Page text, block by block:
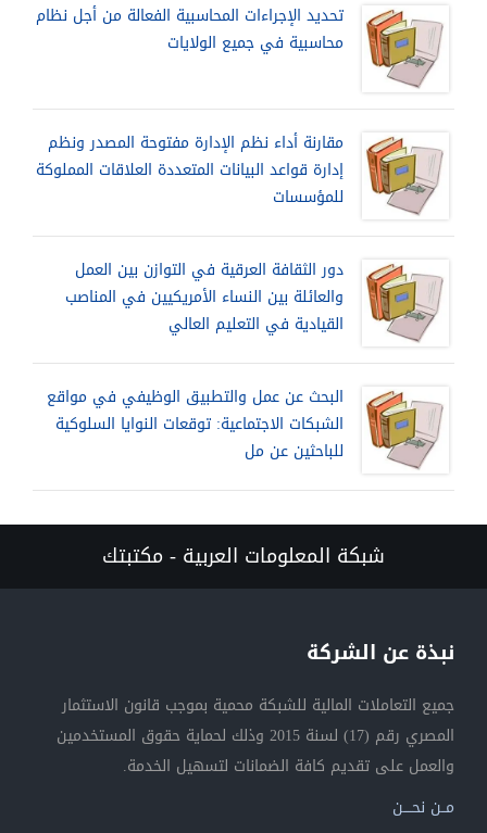
تحديد الإجراءات المحاسبية الفعالة من أجل نظام
محاسبية في جميع الولايات
مقارنة أداء نظم الإدارة مفتوحة المصدر ونظم
إدارة قواعد البيانات المتعددة العلاقات المملوكة
للمؤسسات
دور الثقافة العرقية في التوازن بين العمل
والعائلة بين النساء الأمريكيين في المناصب
القيادية في التعليم العالي
البحث عن عمل والتطبيق الوظيفي في مواقع
الشبكات الاجتماعية: توقعات النوايا السلوكية
للباحثين عن مل
شبكة المعلومات العربية - مكتبتك
نبذة عن الشركة
جميع التعاملات المالية للشبكة محمية بموجب قانون الاستثمار
المصري رقم (17) لسنة 2015 وذلك لحماية حقوق المستخدمين
والعمل على تقديم كافة الضمانات لتسهيل الخدمة.
مــن نحــــن